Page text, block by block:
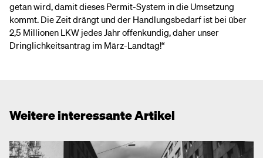
getan wird, damit dieses Permit-System in die Umsetzung
kommt. Die Zeit drängt und der Handlungsbedarf ist bei über
2,5 Millionen LKW jedes Jahr offenkundig, daher unser
Dringlichkeitsantrag im März-Landtag!“
Weitere interessante Artikel